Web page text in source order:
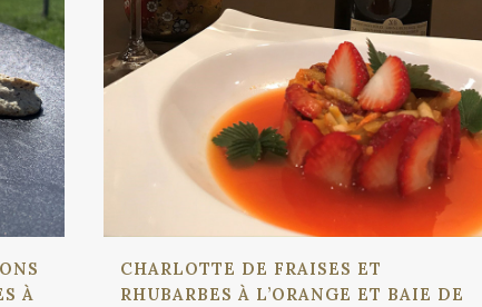
À
CHARLOTTE DE FRAISES ET
RHUBARBES À L’ORANGE ET BAIE DE